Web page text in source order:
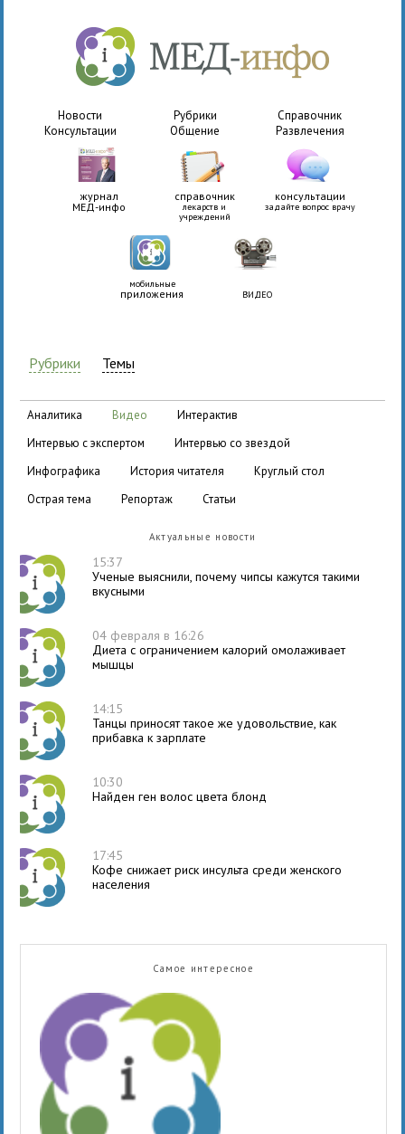
Новости Рубрики
Справочник
Консультации
Общение Развлечения
журнал
МЕД-инфо
справочник
лекарств и
учреждений
консультации
задайте вопрос врачу
мобильные
приложения ВИДЕО
Рубрики Темы
аналитика видео
интерактив
интервью с экспертом
интервью со звездой
инфографика
история читателя
круглый стол
острая тема
репортаж статьи
Актуальные новости
15:37
Ученые выяснили, почему чипсы кажутся такими
вкусными
04 февраля в 16:26
Диета с ограничением калорий омолаживает
мышцы
14:15
Танцы приносят такое же удовольствие, как
прибавка к зарплате
10:30
Найден ген волос цвета блонд
17:45
Кофе снижает риск инсульта среди женского
населения
Самое интересное